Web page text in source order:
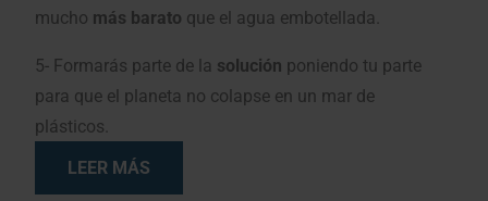
mucho más barato que el agua embotellada.
5- Formarás parte de la solución poniendo tu parte
para que el planeta no colapse en un mar de
plásticos.
LEER MÁS